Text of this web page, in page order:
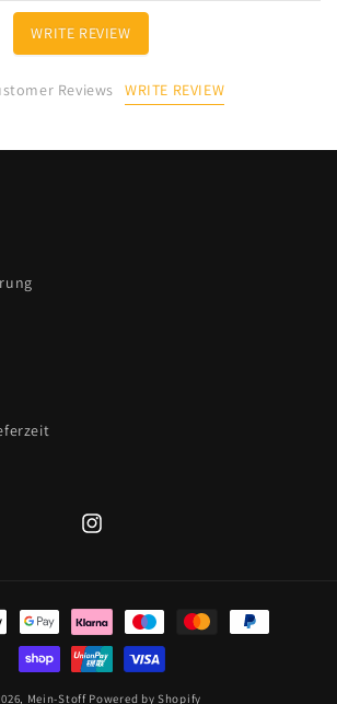
WRITE REVIEW
Reviews WRITE REVIEW
Instagram
Mein-Stoff Powered by Shopify